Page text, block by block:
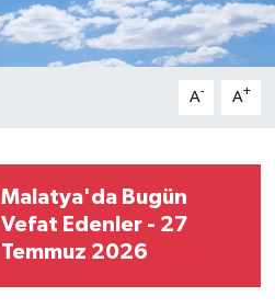
A- A+
Malatya'da Bugün
Vefat Edenler - 27
Temmuz 2026